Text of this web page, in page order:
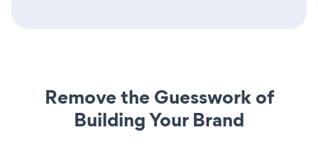
Remove the Guesswork of
Building Your Brand